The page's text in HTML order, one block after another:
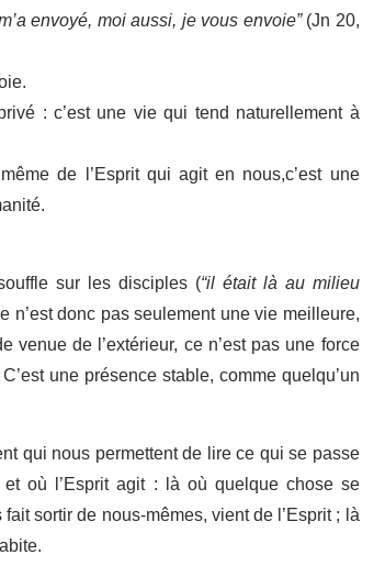
envoyé, moi aussi, je vous envoie”(Jn 20,
: c’est une vie qui tend naturellement à
de l’Esprit qui agit en nous,c’est une
sur les disciples (“il était là au milieu
n’est donc pas seulement une vie meilleure,
de l’extérieur, ce n’est pas une force
une présence stable, comme quelqu’un
qui nous permettent de lire ce qui se passe
où l’Esprit agit : là où quelque chose se
sortir de nous-mêmes, vient de l’Esprit ; là